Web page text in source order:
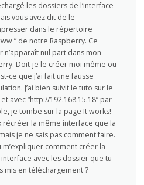
les dossiers de l’interface
vous avez dit de le
dans le répertoire
” de notre Raspberry. Ce
n’apparaît nul part dans mon
Doit-je le créer moi même ou
ce que j’ai fait une fausse
J’ai bien suivit le tuto sur le
avec “http://192.168.15.18” par
je tombe sur la page It works!
récréer la même interface que la
je ne sais pas comment faire.
m’expliquer comment créer la
avec les dossier que tu
mis en téléchargement ?